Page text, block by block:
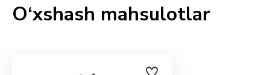
O‘xshash mahsulotlar